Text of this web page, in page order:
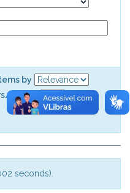
by
record
seconds).